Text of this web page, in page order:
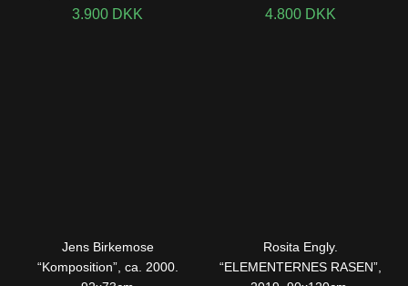
3.900 DKK 4.800 DKK
Jens Birkemose
“Komposition”, ca. 2000.
Rosita Engly.
“ELEMENTERNES RASEN”,